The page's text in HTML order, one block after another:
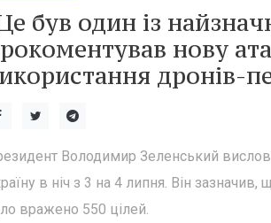
був один із
нову
дронів-
Володимир Зеленський
в ніч з 3 на 4 липня. Він
вражено 550 цілей.